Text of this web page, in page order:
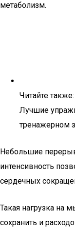
метаболизм.
Читайте также:
Лучшие
тренажерном
Небольшие
интенсивность
сердечных
Такая нагрузка на
сохранить и